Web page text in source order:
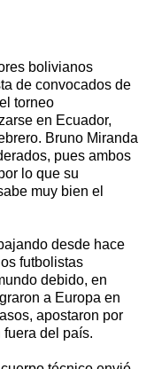
bolivianos
de convocados de
torneo
en Ecuador,
Bruno Miranda
pues ambos
lo que su
muy bien el
desde hace
futbolistas
debido, en
a Europa en
apostaron por
del país.